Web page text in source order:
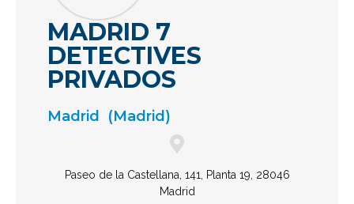
MADRID 7
DETECTIVES
PRIVADOS
Madrid (Madrid)
Paseo de la Castellana, 141, Planta 19, 28046
Madrid